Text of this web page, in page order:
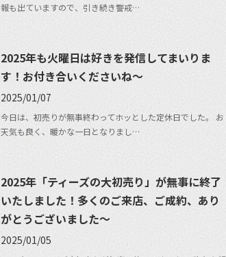
報も出ていますので、引き続き警戒…
2025年も火曜日は好きを発信してまいりま
す！お付き合いくださいね〜
2025/01/07
今日は、初売りが無事終わってホッとした定休日でした。 お
天気も良く、暖かな一日となりまし…
2025年「ティーズの大初売り」が無事に終了
いたしました！多くのご来店、ご成約、あり
がとうございました〜
2025/01/05